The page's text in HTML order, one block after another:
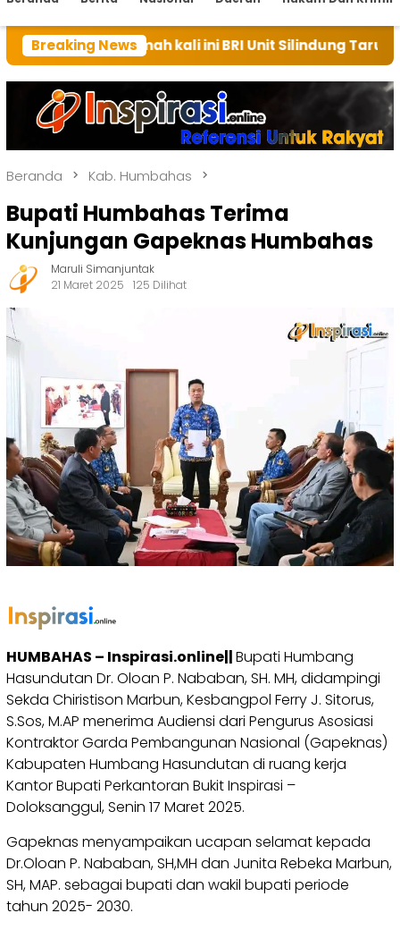
Breaking News
kali ini BRI Unit Silindung Tarutung Ingatkan
Beranda Kab. Humbahas
Bupati Humbahas Terima
Kunjungan Gapeknas Humbahas
Maruli Simanjuntak
21 Maret 2025
125 Dilihat
HUMBAHAS – Inspirasi.online||Bupati Humbang
Hasundutan Dr. Oloan P. Nababan, SH. MH, didampingi
Sekda Chiristison Marbun, Kesbangpol Ferry J. Sitorus,
S.Sos, M.AP menerima Audiensi dari Pengurus Asosiasi
Kontraktor Garda Pembangunan Nasional (Gapeknas)
Kabupaten Humbang Hasundutan di ruang kerja
Kantor Bupati Perkantoran Bukit Inspirasi –
Doloksanggul, Senin 17 Maret 2025.
Gapeknas menyampaikan ucapan selamat kepada
Dr.Oloan P. Nababan, SH,MH dan Junita Rebeka Marbun,
SH, MAP. sebagai bupati dan wakil bupati periode
tahun 2025- 2030.